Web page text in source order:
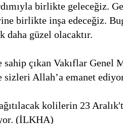
birlikte geleceğiz.
birlikte inşa edeceğiz.
daha güzel olacaktır.
sahip çıkan Vakıflar Genel
Allah’a emanet
kolilerin 23
(İLKHA)